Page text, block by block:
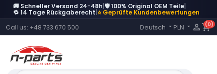
🚚 Schneller Versand 24-48h 🛡️ 100% Original OEM Teile
🔁 14 Tage Rückgaberecht ⭐ Geprüfte Kundenbewertungen
Call us: +48 733 670 500 Language:
Deutsch  PLN   shopping_cart
(0)